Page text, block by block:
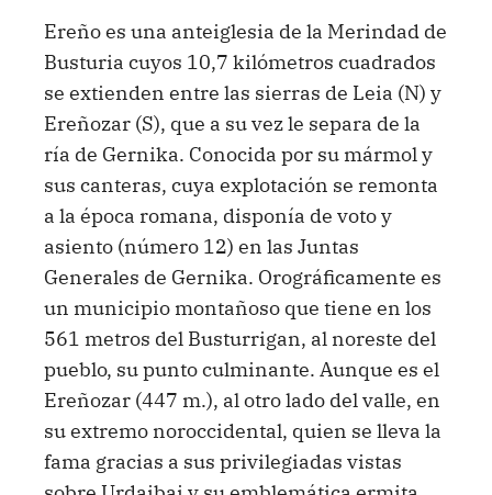
Ereño es una anteiglesia de la Merindad de
Busturia cuyos 10,7 kilómetros cuadrados
se extienden entre las sierras de Leia (N) y
Ereñozar (S), que a su vez le separa de la
ría de Gernika. Conocida por su mármol y
sus canteras, cuya explotación se remonta
a la época romana, disponía de voto y
asiento (número 12) en las Juntas
Generales de Gernika. Orográficamente es
un municipio montañoso que tiene en los
561 metros del Busturrigan, al noreste del
pueblo, su punto culminante. Aunque es el
Ereñozar (447 m.), al otro lado del valle, en
su extremo noroccidental, quien se lleva la
fama gracias a sus privilegiadas vistas